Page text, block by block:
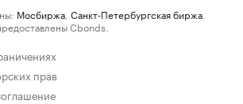
Мосбиржа Санкт-Петербургская биржа
Cbonds.
прав